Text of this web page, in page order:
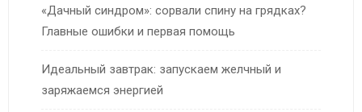
«Дачный синдром»: сорвали спину на грядках?
Главные ошибки и первая помощь
Идеальный завтрак: запускаем желчный и
заряжаемся энергией